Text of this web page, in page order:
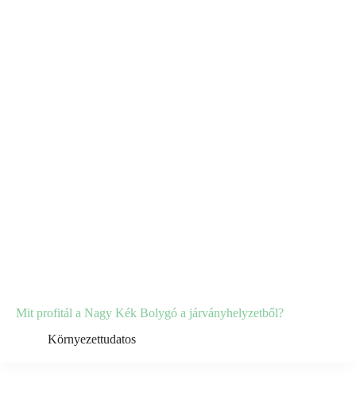
Mit profitál a Nagy Kék Bolygó a járványhelyzetből?
Környezettudatos